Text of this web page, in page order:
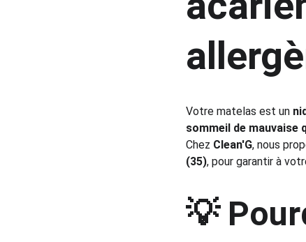
Votre matelas est un
sommeil de mauvaise
Chez Clean'G, nous
(35), pour garantir à
💡